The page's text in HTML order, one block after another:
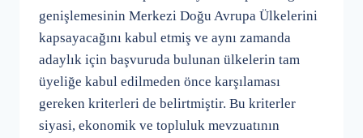
genişlemesinin Merkezi Doğu Avrupa Ülkelerini
kapsayacağını kabul etmiş ve aynı zamanda
adaylık için başvuruda bulunan ülkelerin tam
üyeliğe kabul edilmeden önce karşılaması
gereken kriterleri de belirtmiştir. Bu kriterler
siyasi, ekonomik ve topluluk mevzuatının